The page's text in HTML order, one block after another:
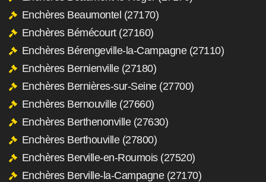
Enchères Beaumontel (27170)
Enchères Bémécourt (27160)
Enchères Bérengeville-la-Campagne (27110)
Enchères Bernienville (27180)
Enchères Bernières-sur-Seine (27700)
Enchères Bernouville (27660)
Enchères Berthenonville (27630)
Enchères Berthouville (27800)
Enchères Berville-en-Roumois (27520)
Enchères Berville-la-Campagne (27170)